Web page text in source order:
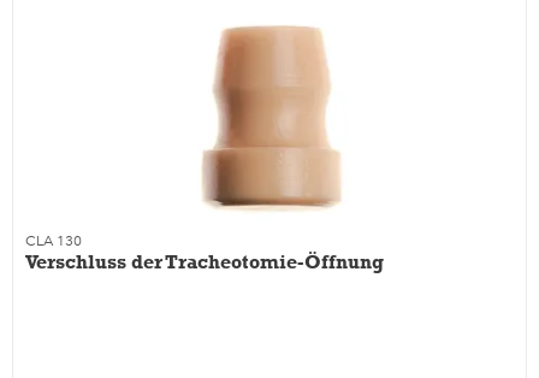
CLA 130
Verschluss der Tracheotomie-Öffnung